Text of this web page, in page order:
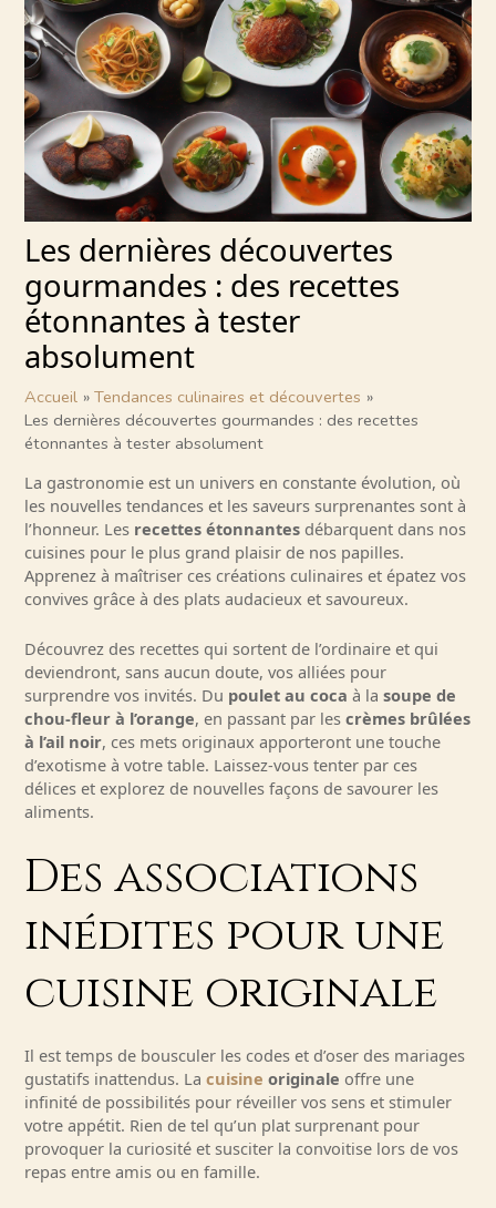
Les dernières découvertes
gourmandes : des recettes
étonnantes à tester
absolument
Accueil
Tendances culinaires et découvertes
Les dernières découvertes gourmandes : des recettes
étonnantes à tester absolument
La gastronomie est un univers en constante évolution, où
les nouvelles tendances et les saveurs surprenantes sont à
l’honneur. Les recettes étonnantes débarquent dans nos
cuisines pour le plus grand plaisir de nos papilles.
Apprenez à maîtriser ces créations culinaires et épatez vos
convives grâce à des plats audacieux et savoureux.
Découvrez des recettes qui sortent de l’ordinaire et qui
deviendront, sans aucun doute, vos alliées pour
surprendre vos invités. Du poulet au coca à lasoupe de
chou-fleur à l’orange, en passant par lescrèmes brûlées
à l’ail noir, ces mets originaux apporteront une touche
d’exotisme à votre table. Laissez-vous tenter par ces
délices et explorez de nouvelles façons de savourer les
aliments.
Des associations
inédites pour une
cuisine originale
Il est temps de bousculer les codes et d’oser des mariages
gustatifs inattendus. Lacuisine originale offre une
infinité de possibilités pour réveiller vos sens et stimuler
votre appétit. Rien de tel qu’un plat surprenant pour
provoquer la curiosité et susciter la convoitise lors de vos
repas entre amis ou en famille.